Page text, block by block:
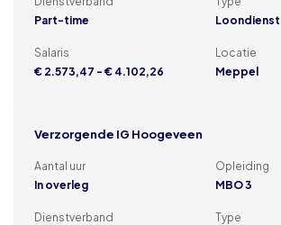
Part-time
Loondienst
Salaris
€ 2.573,47 - € 4.102,26
Locatie
Meppel
Verzorgende IG Hoogeveen
Aantal uur
In overleg
Opleiding
MBO 3
Dienstverband
Type